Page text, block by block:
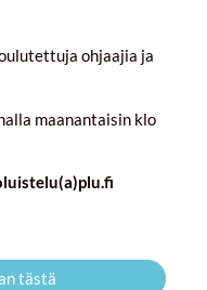
ohjaajia ja
maanantaisin klo
tästä